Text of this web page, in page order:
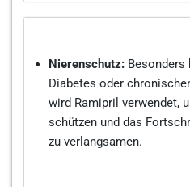
Nierenschutz: Besonders
Diabetes oder
wird Ramipril verwendet,
schützen und das
zu verlangsamen.